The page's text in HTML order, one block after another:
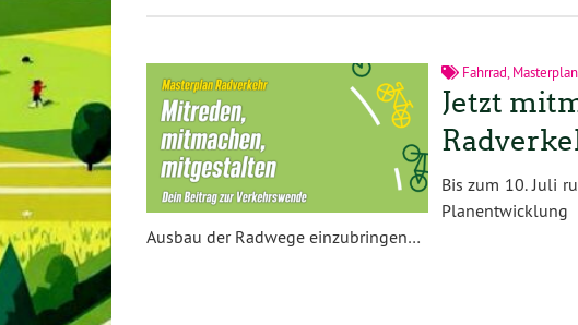
Fahrrad Masterplan,
Jetzt
Bis zum 10. Juli
Ausbau der Radwege einzubringen…